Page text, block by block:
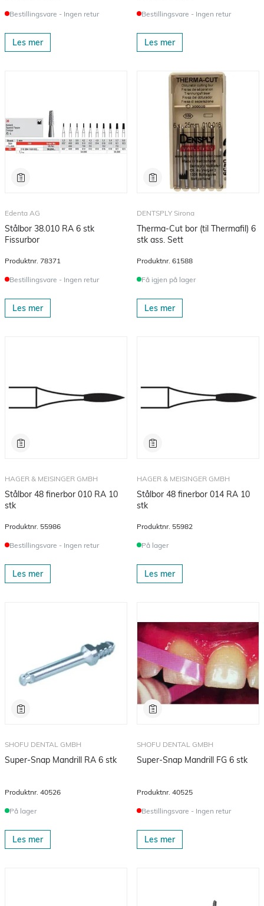
Bestillingsvare - Ingen retur
Les mer
Bestillingsvare - Ingen retur
Les mer
Edenta AG
Stålbor 38.010 RA 6 stk
Fissurbor
Produktnr. 78371
Bestillingsvare - Ingen retur
Les mer
DENTSPLY Sirona
Therma-Cut bor (til Thermafil) 6
stk ass. Sett
Produktnr. 61588
Få igjen på lager
Les mer
HAGER & MEISINGER GMBH
Stålbor 48 finerbor 010 RA 10
stk
Produktnr. 55986
Bestillingsvare - Ingen retur
Les mer
HAGER & MEISINGER GMBH
Stålbor 48 finerbor 014 RA 10
stk
Produktnr. 55982
På lager
Les mer
SHOFU DENTAL GMBH
Super-Snap Mandrill RA 6 stk
Produktnr. 40526
På lager
Les mer
SHOFU DENTAL GMBH
Super-Snap Mandrill FG 6 stk
Produktnr. 40525
Bestillingsvare - Ingen retur
Les mer